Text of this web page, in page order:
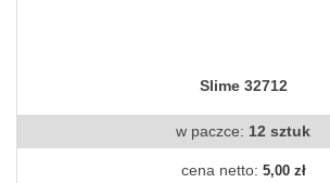
Slime 32712
w paczce: 12 sztuk
cena netto: 5,00 zł